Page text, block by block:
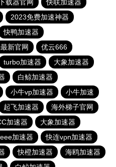
载器官网
快联加速器
2023免费加速神器
快鸭加速器
新官网
优云666
turbo加速器
大象加速器
白鲸加速器
小牛vp加速器
小牛加速
起飞加速器
海外梯子官网
加速器
大象加速器
加速器
快连vρn加速器
快橙加速器
海鸥加速器